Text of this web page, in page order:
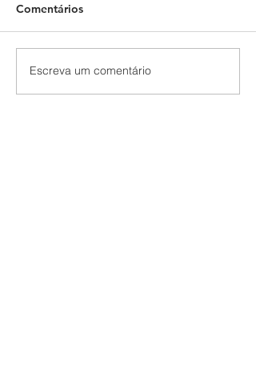
1º Encontro de
Economia Política da
Comentários
Escreva um comentário